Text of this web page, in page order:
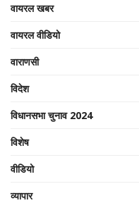
वायरल खबर
वायरल वीडियो
वाराणसी
विदेश
विधानसभा चुनाव 2024
विशेष
वीडियो
व्यापार